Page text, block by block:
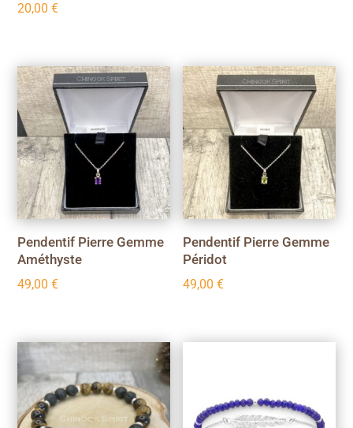
20,00€
Pendentif Pierre Gemme
Améthyste
49,00€
Pendentif Pierre Gemme
Péridot
49,00€